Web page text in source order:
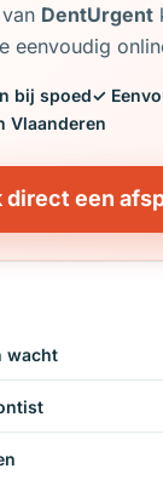
DentUrgent
eenvoudig
bij spoed✓
Vlaanderen
direct een
wacht